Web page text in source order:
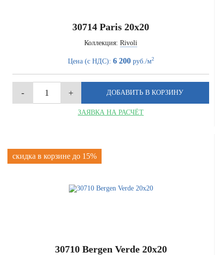
30714 Paris 20x20
Коллекция: Rivoli
Цена (с НДС): 6 200руб./м2
ЗАЯВКА НА РАСЧЁТ
скидка в корзине до 15%
30710 Bergen Verde 20x20